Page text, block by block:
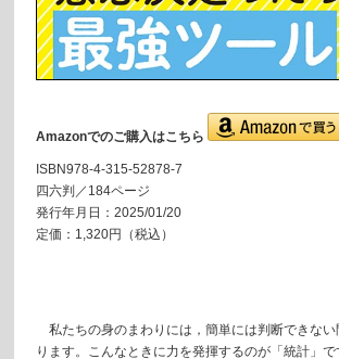
Amazonでのご購入はこちら
ISBN978-4-315-52878-7
四六判／184ページ
発行年月日：2025/01/20
定価：1,320円（税込）
私たちの身のまわりには，簡単には判断できない
ります。こんなときに力を発揮するのが「統計」で